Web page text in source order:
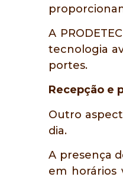
A
tecnologia
portes.
Recepção e
Outro
dia.
A presença
em horários